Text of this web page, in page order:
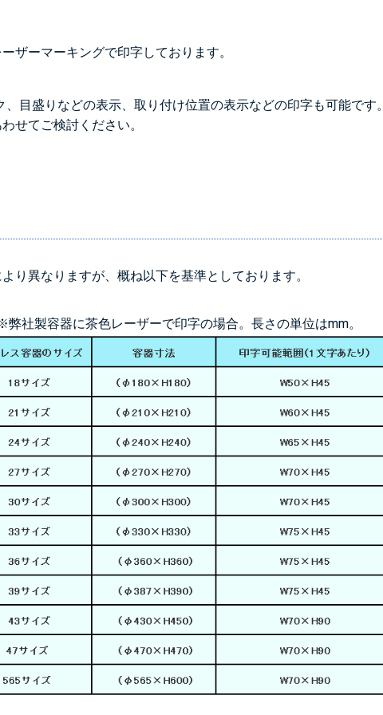
ザーマーキングで印字しております。
目盛りなどの表示、取り付け位置の表示などの印字も可能です。
せてご検討ください。
り異なりますが、概ね以下を基準としております。
弊社製容器に茶色レーザーで印字の場合。長さの単位はmm。